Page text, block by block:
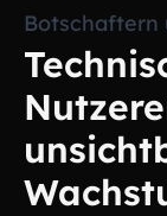
Botschaftern